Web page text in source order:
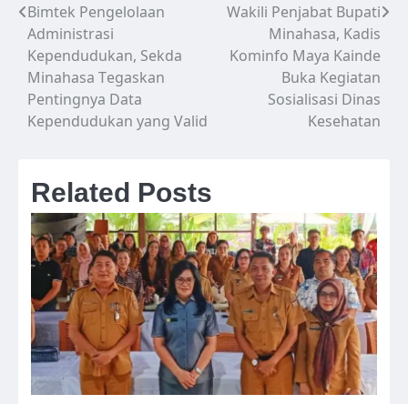
Navigasi
pos
Bimtek Pengelolaan
Administrasi
Kependudukan, Sekda
Minahasa Tegaskan
Pentingnya Data
Kependudukan yang Valid
Wakili Penjabat Bupati
Minahasa, Kadis
Kominfo Maya Kainde
Buka Kegiatan
Sosialisasi Dinas
Kesehatan
Related Posts